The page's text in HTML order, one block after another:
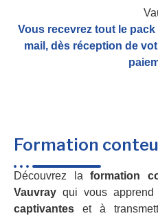
Vous recevrez tout le
mail, dès réception de
Formation
Découvrez la formation
Vauvray qui vous
captivantes et à